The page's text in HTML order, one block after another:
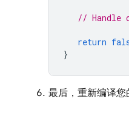
// Handle
return
}
最后，重新编译您